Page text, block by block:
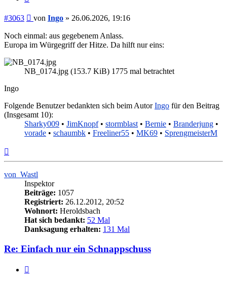
#3063 Beitrag
von Ingo » 26.06.2026, 19:16
Noch einmal: aus gegebenem Anlass.
Europa im Würgegriff der Hitze. Da hilft nur eins:
NB_0174.jpg (153.7 KiB) 1775 mal betrachtet
Ingo
Folgende Benutzer bedankten sich beim AutorIngo für den Beitrag
(Insgesamt 10):
Sharky009 • JimKnopf• stormblast • Bernie • Branderjung •
vorade • schaumbk • Freeliner55 • MK69 • SprengmeisterM
von_Wastl
Inspektor
Beiträge: 1057
Registriert: 26.12.2012, 20:52
Wohnort: Heroldsbach
Hat sich bedankt: 52 Mal
Danksagung erhalten: 131 Mal
Re: Einfach nur ein Schnappschuss